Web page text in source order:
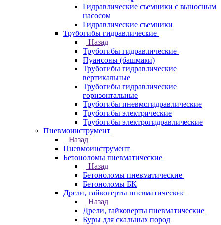
Гидравлические cъемники с выносным
насосом
Гидравлические съемники
Трубогибы гидравлические
Назад
Трубогибы гидравлические
Пуансоны (башмаки)
Трубогибы гидравлические
вертикальные
Трубогибы гидравлические
горизонтальные
Трубогибы пневмогидравлические
Трубогибы электрические
Трубогибы электрогидравлические
Пневмоинструмент
Назад
Пневмоинструмент
Бетоноломы пневматические
Назад
Бетоноломы пневматические
Бетоноломы БК
Дрели, гайковерты пневматические
Назад
Дрели, гайковерты пневматические
Буры для скальных пород